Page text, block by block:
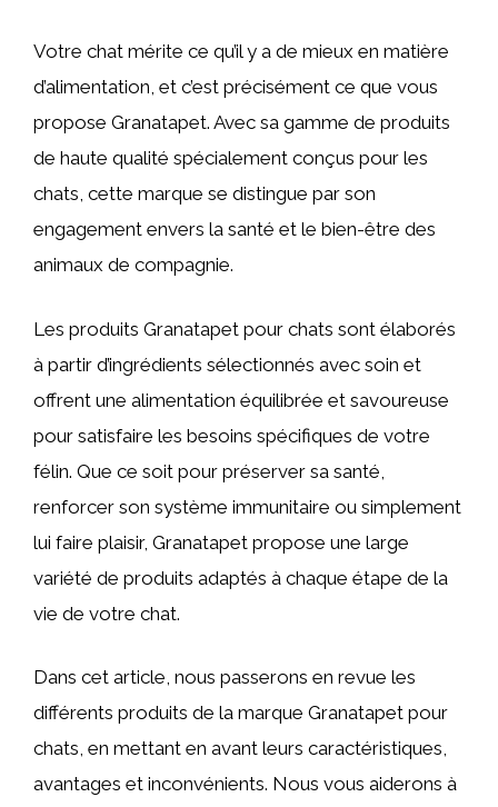
Votre chat mérite ce qu’il y a de mieux en matière
d’alimentation, et c’est précisément ce que vous
propose Granatapet. Avec sa gamme de produits
de haute qualité spécialement conçus pour les
chats, cette marque se distingue par son
engagement envers la santé et le bien-être des
animaux de compagnie.
Les produits Granatapet pour chats sont élaborés
à partir d’ingrédients sélectionnés avec soin et
offrent une alimentation équilibrée et savoureuse
pour satisfaire les besoins spécifiques de votre
félin. Que ce soit pour préserver sa santé,
renforcer son système immunitaire ou simplement
lui faire plaisir, Granatapet propose une large
variété de produits adaptés à chaque étape de la
vie de votre chat.
Dans cet article, nous passerons en revue les
différents produits de la marque Granatapet pour
chats, en mettant en avant leurs caractéristiques,
avantages et inconvénients. Nous vous aiderons à